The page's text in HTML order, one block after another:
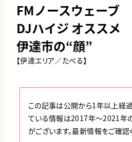
【伊達エリア／たべる】
FMノースウェーブ
DJハイジ オススメ
伊達市の“顔”
この記事は公開から1年以上経過
ている情報は2017年〜2021年
がございます。最新情報をご確認